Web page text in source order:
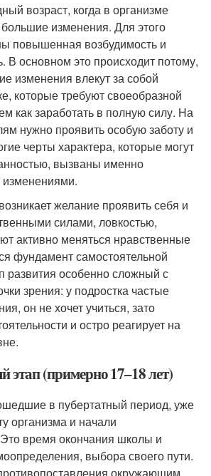
возраст, когда в организме
изменения. Для этого
повышенная возбудимость и
В основном это происходит потому,
изменения влекут за собой
которые требуют своеобразной
как заработать в полную силу. На
нужно проявить особую заботу и
черты характера, которые могут
вызваны именно
желание проявить себя и
силами, ловкостью,
активно меняться нравственные
фундамент самостоятельной
развития особенно сложный с
зрения: у подростка частые
он не хочет учиться, зато
и остро реагирует на
этап (примерно 17–18 лет)
в пубертатный период, уже
организма и начали
время окончания школы и
выбора своего пути.